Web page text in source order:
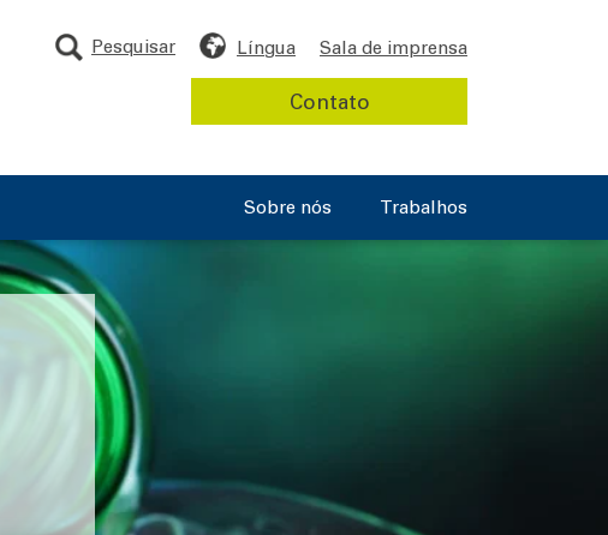
Trabalhos
Sobre nós
Língua Sala de imprensa
Pesquisar
Contato